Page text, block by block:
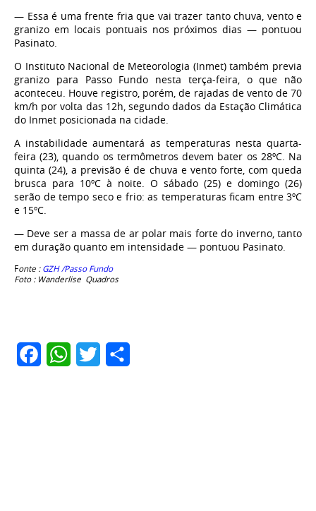
— Essa é uma frente fria que vai trazer tanto chuva, vento e
granizo em locais pontuais nos próximos dias — pontuou
Pasinato.
O Instituto Nacional de Meteorologia (Inmet) também previa
granizo para Passo Fundo nesta terça-feira, o que não
aconteceu. Houve registro, porém, de rajadas de vento de 70
km/h por volta das 12h, segundo dados da Estação Climática
do Inmet posicionada na cidade.
A instabilidade aumentará as temperaturas nesta quarta-
feira (23), quando os termômetros devem bater os 28ºC. Na
quinta (24), a previsão é de chuva e vento forte, com queda
brusca para 10ºC à noite. O sábado (25) e domingo (26)
serão de tempo seco e frio: as temperaturas ficam entre 3ºC
e 15ºC.
— Deve ser a massa de ar polar mais forte do inverno, tanto
em duração quanto em intensidade — pontuou Pasinato.
Fonte : GZH /Passo Fundo
Foto : Wanderlise Quadros
FacebookWhatsApp
Twitter